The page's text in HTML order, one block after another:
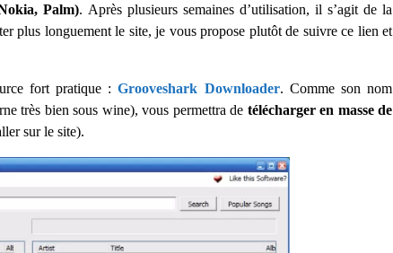
Palm). Après plusieurs semaines d’utilisation, il s’agit de la
plus longuement le site, je vous propose plutôt de suivre ce lien et
fort pratique :Grooveshark Downloader. Comme son nom
très bien sous wine), vous permettra de télécharger en masse de
sur le site).